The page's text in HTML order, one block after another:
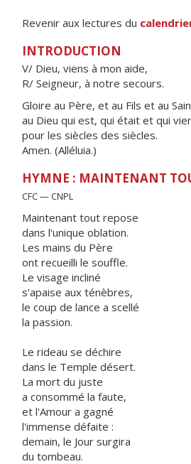
Revenir aux lectures du
INTRODUCTION
V/ Dieu, viens à mon aide,
R/ Seigneur, à notre secours.
Gloire au Père, et au Fils et au
au Dieu qui est, qui était et qui
pour les siècles des siècles.
Amen. (Alléluia.)
HYMNE : MAINTENANT
CFC — CNPL
Maintenant tout repose
dans l'unique oblation.
Les mains du Père
ont recueilli le souffle.
Le visage incliné
s'apaise aux ténèbres,
le coup de lance a scellé
la passion.
Le rideau se déchire
dans le Temple désert.
La mort du juste
a consommé la faute,
et l'Amour a gagné
l'immense défaite :
demain, le Jour surgira
du tombeau.